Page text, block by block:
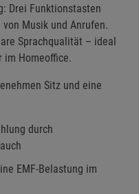
Drei Funktionstasten
Musik und Anrufen.
Sprachqualität – ideal
im Homeoffice.
Sitz und eine
durch
EMF-Belastung im